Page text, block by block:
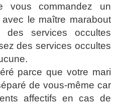
vous commandez un
le maître marabout
des services occultes
des services occultes
parce que votre mari
de vous-même car
affectifs en cas de